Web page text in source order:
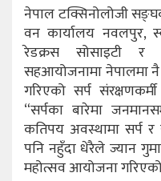
नेपाल टक्सिनोलोजी
वन कार्यालय नवलपुर,
रेडक्रस सोसाइटी र
सहआयोजनामा नेपालमा
गरिएको सर्प
“सर्पका बारेमा
कतिपय अवस्थामा सर्प र
पनि नहुँदा धेरैले ज्यान
महोत्सव आयोजना